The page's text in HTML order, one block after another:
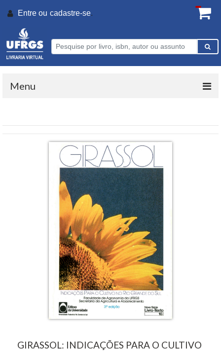
Entre ou cadastre-se.
Menu
GIRASSOL: INDICAÇÕES PARA O CULTIVO